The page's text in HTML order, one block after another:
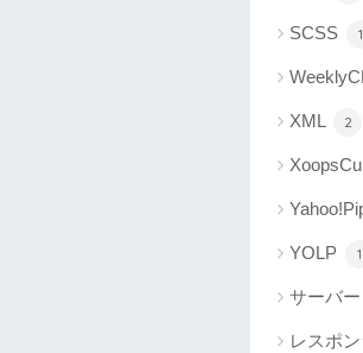
SCSS 1
XML 2
YOLP 1
サーバー
レスポ